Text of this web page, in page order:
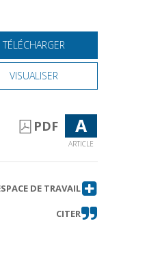
TÉLÉCHARGER
VISUALISER
PDF A
ARTICLE
DE TRAVAIL
CITER